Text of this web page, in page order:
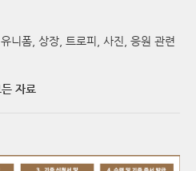
니폼, 상장, 트로피, 사진, 응원 관련
자료